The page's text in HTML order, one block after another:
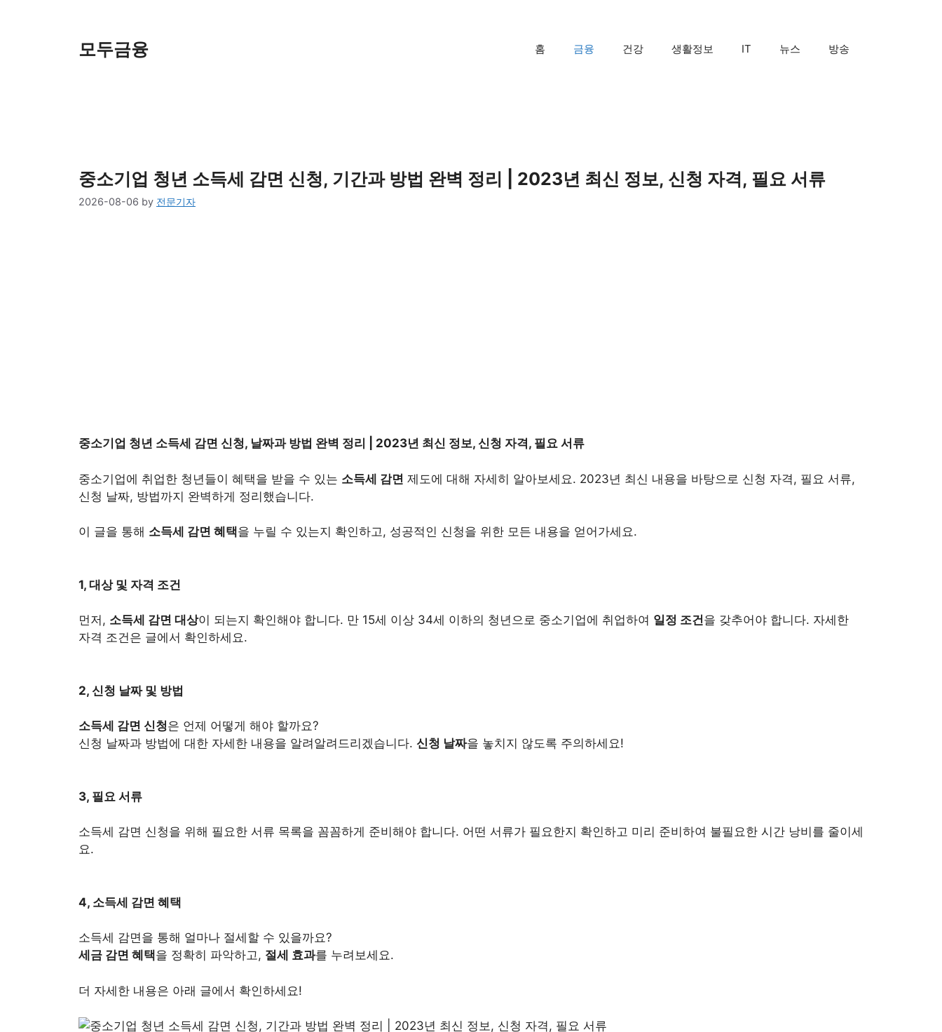
모두금융 홈 금융 건강 생활정보 IT 뉴스 방송
중소기업 청년 소득세 감면 신청, 기간과 방법 완벽 정리 | 2023년 최신 정보, 신청 자격, 필요 서류
2026-08-06 by 전문기자
중소기업 청년 소득세 감면 신청, 날짜과 방법 완벽 정리 | 2023년 최신 정보, 신청 자격, 필요 서류
중소기업에 취업한 청년들이 혜택을 받을 수 있는 소득세 감면 제도에 대해 자세히 알아보세요. 2023년 최신 내용을 바탕으로 신청 자격, 필요 서류,
신청 날짜, 방법까지 완벽하게 정리했습니다.
이 글을 통해 소득세 감면 혜택을 누릴 수 있는지 확인하고, 성공적인 신청을 위한 모든 내용을 얻어가세요.
1, 대상 및 자격 조건
먼저, 소득세 감면 대상이 되는지 확인해야 합니다. 만 15세 이상 34세 이하의 청년으로 중소기업에 취업하여 일정 조건을 갖추어야 합니다. 자세한
자격 조건은 글에서 확인하세요.
2, 신청 날짜 및 방법
소득세 감면 신청은 언제 어떻게 해야 할까요?
신청 날짜과 방법에 대한 자세한 내용을 알려알려드리겠습니다. 신청 날짜을 놓치지 않도록 주의하세요!
3, 필요 서류
소득세 감면 신청을 위해 필요한 서류 목록을 꼼꼼하게 준비해야 합니다. 어떤 서류가 필요한지 확인하고 미리 준비하여 불필요한 시간 낭비를 줄이세
요.
4, 소득세 감면 혜택
소득세 감면을 통해 얼마나 절세할 수 있을까요?
세금 감면 혜택을 정확히 파악하고, 절세 효과를 누려보세요.
더 자세한 내용은 아래 글에서 확인하세요!